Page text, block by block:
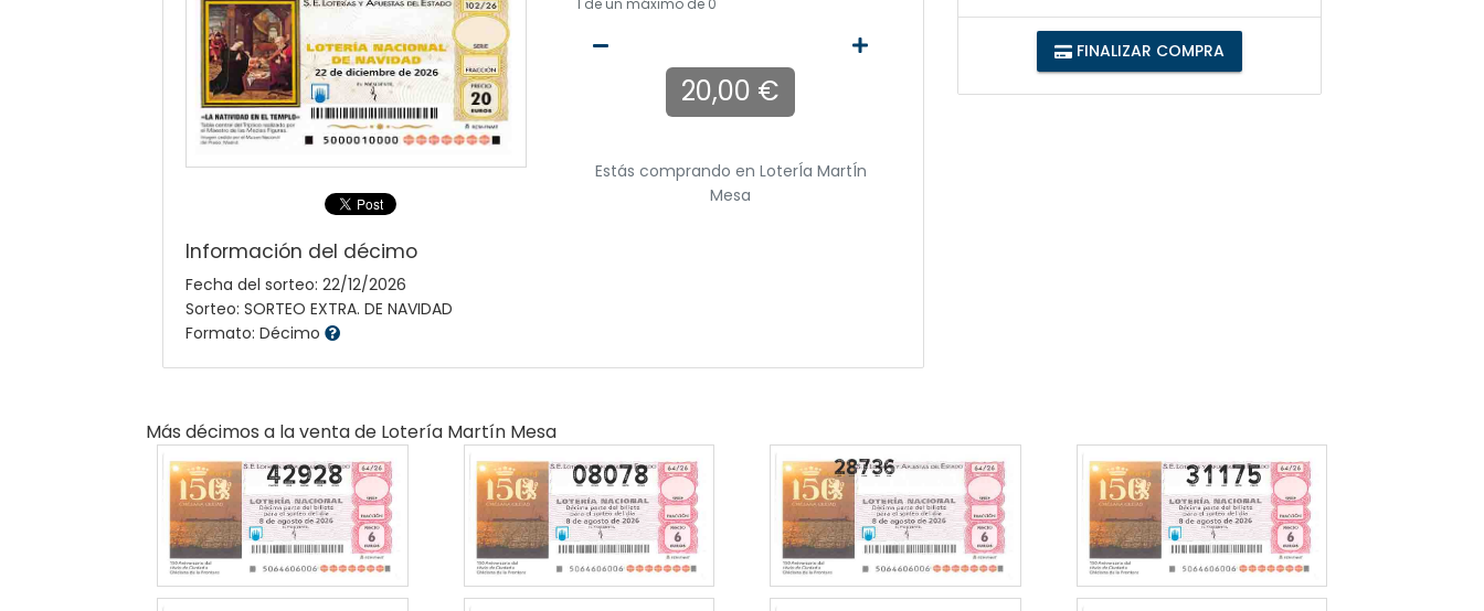
Información del décimo
Fecha del sorteo: 22/12/2026
Sorteo: SORTEO EXTRA. DE NAVIDAD
Formato: Décimo
1 de un máximo de 0
20,00 €
Estás comprando en LoterÍa MartÍn
Mesa
FINALIZAR COMPRA
Más décimos a la venta de Lotería Martín Mesa
42928 08078 31175